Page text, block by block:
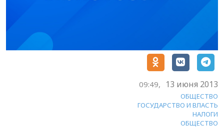
09:49, 13 июня 2013
ОБЩЕСТВО
ГОСУДАРСТВО И ВЛАСТЬ
НАЛОГИ
ОБЩЕСТВО